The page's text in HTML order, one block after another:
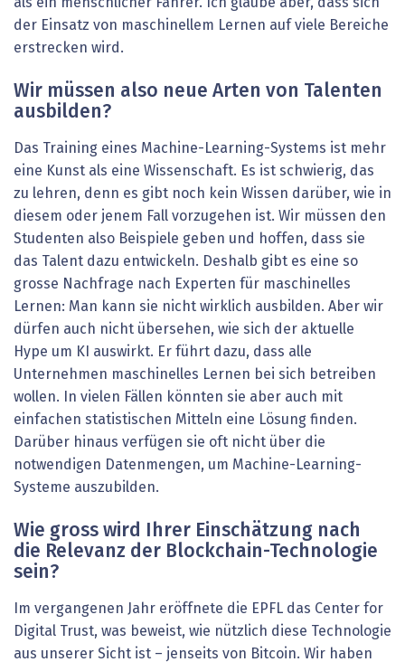
der Einsatz von maschinellem Lernen auf viele Bereiche
erstrecken wird.
Wir müssen also neue Arten von Talenten
ausbilden?
Das Training eines Machine-Learning-Systems ist mehr
eine Kunst als eine Wissenschaft. Es ist schwierig, das
zu lehren, denn es gibt noch kein Wissen darüber, wie in
diesem oder jenem Fall vorzugehen ist. Wir müssen den
Studenten also Beispiele geben und hoffen, dass sie
das Talent dazu entwickeln. Deshalb gibt es eine so
grosse Nachfrage nach Experten für maschinelles
Lernen: Man kann sie nicht wirklich ausbilden. Aber wir
dürfen auch nicht übersehen, wie sich der aktuelle
Hype um KI auswirkt. Er führt dazu, dass alle
Unternehmen maschinelles Lernen bei sich betreiben
wollen. In vielen Fällen könnten sie aber auch mit
einfachen statistischen Mitteln eine Lösung finden.
Darüber hinaus verfügen sie oft nicht über die
notwendigen Datenmengen, um Machine-Learning-
Systeme auszubilden.
Wie gross wird Ihrer Einschätzung nach
die Relevanz der Blockchain-Technologie
sein?
Im vergangenen Jahr eröffnete die EPFL das Center for
Digital Trust, was beweist, wie nützlich diese Technologie
aus unserer Sicht ist – jenseits von Bitcoin. Wir haben